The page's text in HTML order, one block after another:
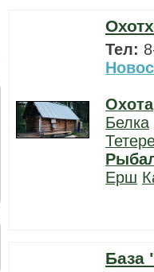
Тел:
Охота
Белка
Ерш
База